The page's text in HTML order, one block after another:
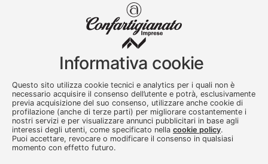
Confartigianato Imprese Varese
0332 256111-Fax. 0332 256200
artser@artser.it
© 2020 – 2026 - Confartigianato Imprese Varese - P.IVA
00449700129
Informativa cookie
Questo sito utilizza cookie tecnici e analytics per i quali non è
necessario acquisire il consenso dell’utente e potrà, esclusivamente
previa acquisizione del suo consenso, utilizzare anche cookie di
profilazione (anche di terze parti) per migliorare costantemente i
nostri servizi e per visualizzare annunci pubblicitari in base agli
interessi degli utenti, come specificato nella cookie policy.
Puoi accettare, revocare o modificare il consenso in qualsiasi
momento con effetto futuro.